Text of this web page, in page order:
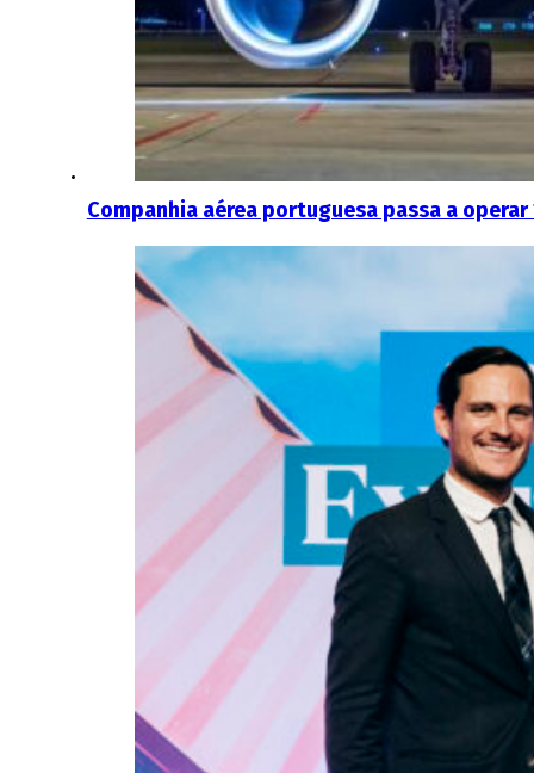
Companhia aérea portuguesa passa a